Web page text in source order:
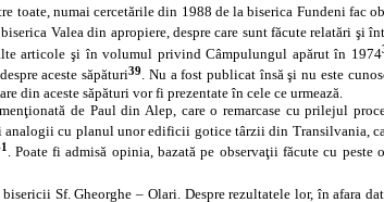
toate, numai cercetările din 1988 de la biserica Fundeni fac
Valea din apropiere, despre care sunt făcute relatări şi
articole şi în volumul privind Câmpulungul apărut în 1974
aceste săpături39. Nu a fost publicat însă şi nu este
din aceste săpături vor fi prezentate în cele ce urmează.
menţionată de Paul din Alep, care o remarcase cu prilejul
analogii cu planul unor edificii gotice târzii din Transilvania,
. Poate fi admisă opinia, bazată pe observaţii făcute cu
Sf. Gheorghe – Olari. Despre rezultatele lor, în afara